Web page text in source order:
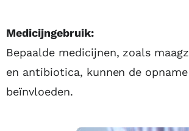
Medicijngebruik:
Bepaalde medicijnen, zoals
en antibiotica, kunnen de
beïnvloeden.